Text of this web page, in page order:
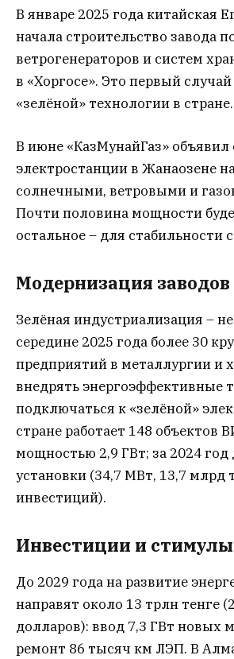
В январе 2025 года китайская
начала строительство завода
ветрогенераторов и систем
в «Хоргосе». Это первый
«зелёной» технологии в стране.
В июне «КазМунайГаз» объявил
электростанции в Жанаозене
солнечными, ветровыми и
Почти половина мощности
остальное – для стабильности
Модернизация заводов
Зелёная индустриализация –
середине 2025 года более 30
предприятий в металлургии и
внедрять энергоэффективные
подключаться к «зелёной»
стране работает 148 объектов
мощностью 2,9 ГВт; за 2024 год
установки (34,7 МВт, 13,7 млрд
инвестиций).
Инвестиции и стимулы
До 2029 года на развитие
направят около 13 трлн тенге
долларов): ввод 7,3 ГВт новых
ремонт 86 тысяч км ЛЭП. В